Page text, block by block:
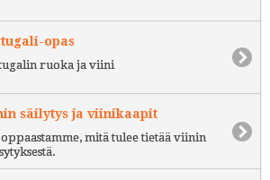
opas
ruoka ja viini
säilytys ja viinikaapit
mitä tulee tietää viinin